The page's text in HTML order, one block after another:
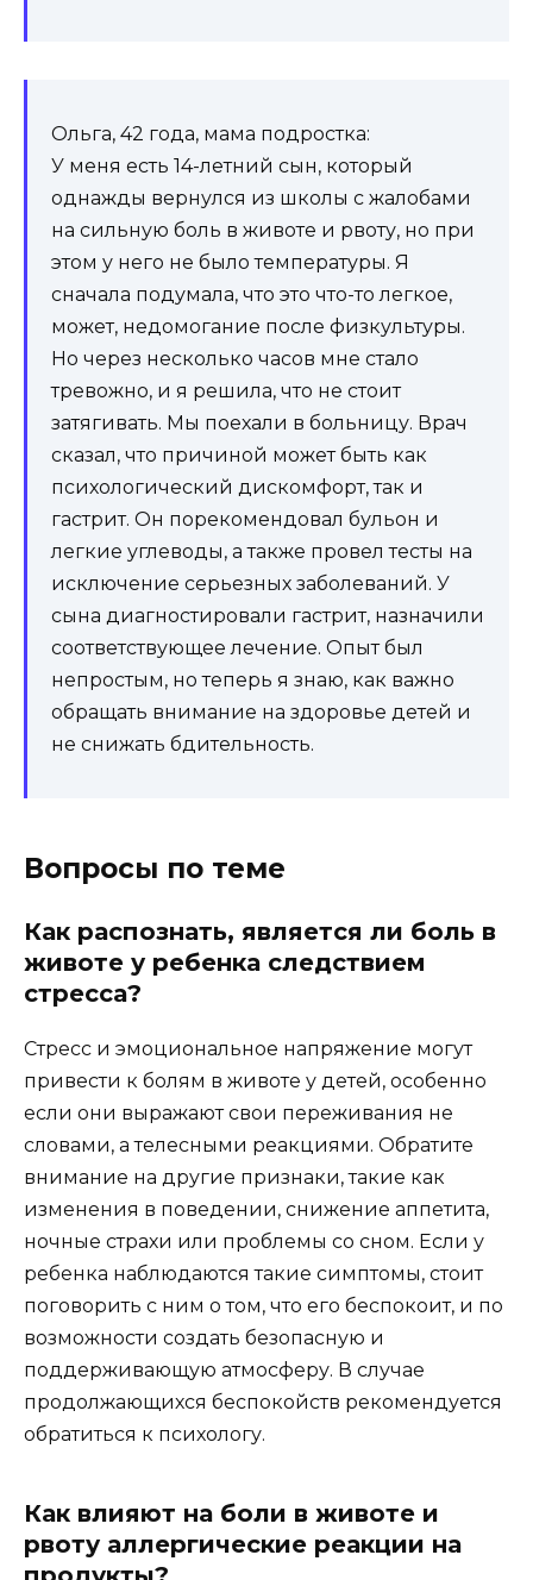
Ольга, 42 года, мама подростка:
У меня есть 14-летний сын, который
однажды вернулся из школы с жалобами
на сильную боль в животе и рвоту, но при
этом у него не было температуры. Я
сначала подумала, что это что-то легкое,
может, недомогание после физкультуры.
Но через несколько часов мне стало
тревожно, и я решила, что не стоит
затягивать. Мы поехали в больницу. Врач
сказал, что причиной может быть как
психологический дискомфорт, так и
гастрит. Он порекомендовал бульон и
легкие углеводы, а также провел тесты на
исключение серьезных заболеваний. У
сына диагностировали гастрит, назначили
соответствующее лечение. Опыт был
непростым, но теперь я знаю, как важно
обращать внимание на здоровье детей и
не снижать бдительность.
Вопросы по теме
Как распознать, является ли боль в
животе у ребенка следствием
стресса?
Стресс и эмоциональное напряжение могут
привести к болям в животе у детей, особенно
если они выражают свои переживания не
словами, а телесными реакциями. Обратите
внимание на другие признаки, такие как
изменения в поведении, снижение аппетита,
ночные страхи или проблемы со сном. Если у
ребенка наблюдаются такие симптомы, стоит
поговорить с ним о том, что его беспокоит, и по
возможности создать безопасную и
поддерживающую атмосферу. В случае
продолжающихся беспокойств рекомендуется
обратиться к психологу.
Как влияют на боли в животе и
рвоту аллергические реакции на